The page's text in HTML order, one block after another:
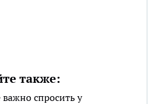
также:
спросить у